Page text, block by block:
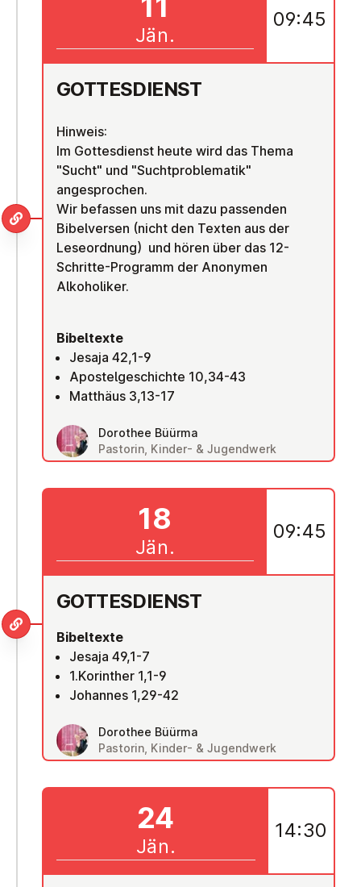
GOT­TES­DIENST
Hinweis:
Im Gottesdienst heute wird das Thema
"Sucht" und "Suchtproblematik"
angesprochen.
Wir befassen uns mit dazu passenden
Bibelversen (nicht den Texten aus der
Leseordnung) und hören über das 12-
Schritte-Programm der Anonymen
Alkoholiker.
Bibeltexte
Jesaja 42,1-9
Apostelgeschichte 10,34-43
Matthäus 3,13-17
Dorothee Büürma
Pastorin, Kinder- & Jugendwerk
Jän.
09:45
GOT­TES­DIENST
Bibeltexte
Jesaja 49,1-7
1.Korinther 1,1-9
Johannes 1,29-42
Dorothee Büürma
Pastorin, Kinder- & Jugendwerk
18
Jän.
09:45
24
Jän.
14:30